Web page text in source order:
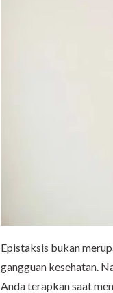
Epistaksis bukan
gangguan kesehatan.
Anda terapkan saat